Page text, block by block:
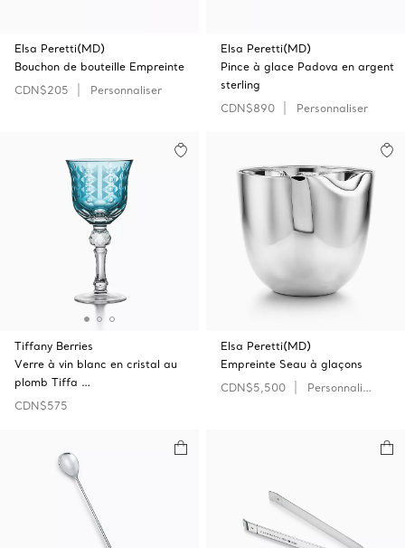
Elsa Peretti(MD)
Bouchon de bouteille Empreinte
CDN$205
Personnaliser
Elsa Peretti(MD)
Pince à glace Padova en argent
sterling
CDN$890
Personnaliser
Tiffany Berries
Verre à vin blanc en cristal au
plomb Tiffa …
CDN$575
Elsa Peretti(MD)
Empreinte Seau à glaçons
CDN$5,500
Personnaliser